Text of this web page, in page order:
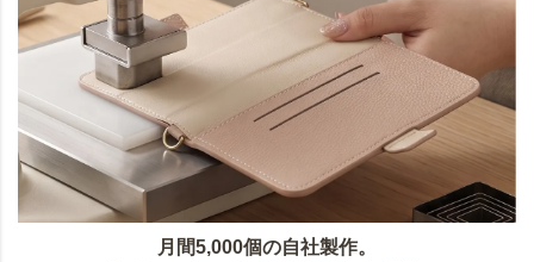
月間5,000個の自社製作。